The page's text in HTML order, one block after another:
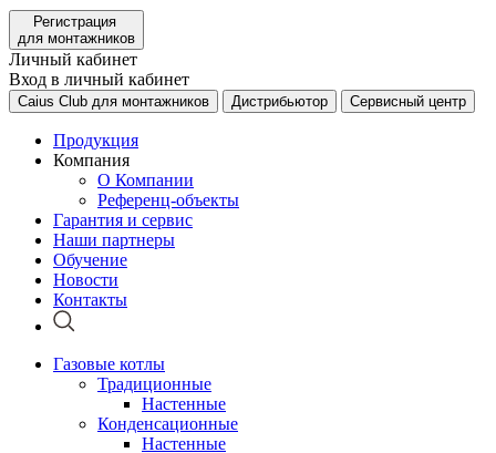
Регистрация
для монтажников
Личный кабинет
Вход в личный кабинет
Caius Club для монтажников Дистрибьютор Сервисный центр
Продукция
Компания
О Компании
Референц-объекты
Гарантия и сервис
Наши партнеры
Обучение
Новости
Контакты
Газовые котлы
Традиционные
Настенные
Конденсационные
Настенные